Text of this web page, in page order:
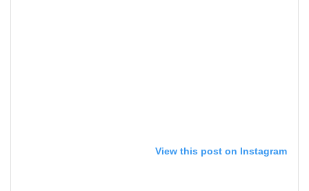
View this post on Instagram